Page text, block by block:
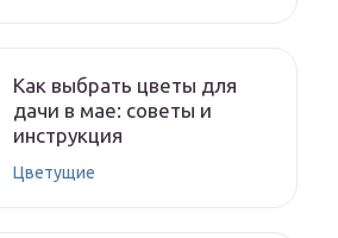
Как выбрать цветы для
дачи в мае: советы и
инструкция
Цветущие